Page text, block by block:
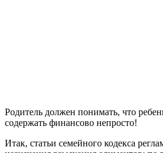
Родитель должен понимать, что
содержать финансово непросто!
Итак, статьи семейного кодекса